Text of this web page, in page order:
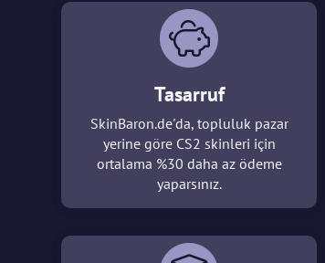
Tasarruf
SkinBaron.de'da, topluluk pazar
yerine göre CS2 skinleri için
ortalama %30 daha az ödeme
yaparsınız.